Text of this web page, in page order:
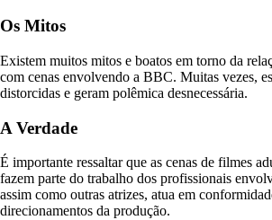
Os Mitos
Existem muitos mitos e boatos em torno da
com cenas envolvendo a BBC. Muitas vezes,
distorcidas e geram polêmica desnecessária.
A Verdade
É importante ressaltar que as cenas de filmes
fazem parte do trabalho dos profissionais
assim como outras atrizes, atua em
direcionamentos da produção.